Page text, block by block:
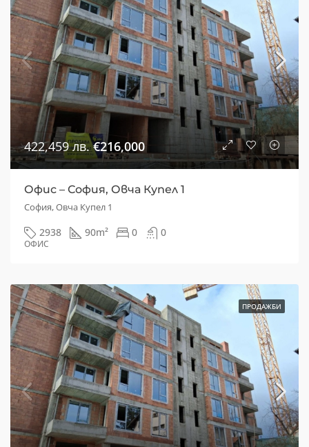
422,459 лв.€216,000
Офис – София, Овча Купел 1
София, Овча Купел 1
2938 90m² 0 0
ОФИС
ПРОДАЖБИ